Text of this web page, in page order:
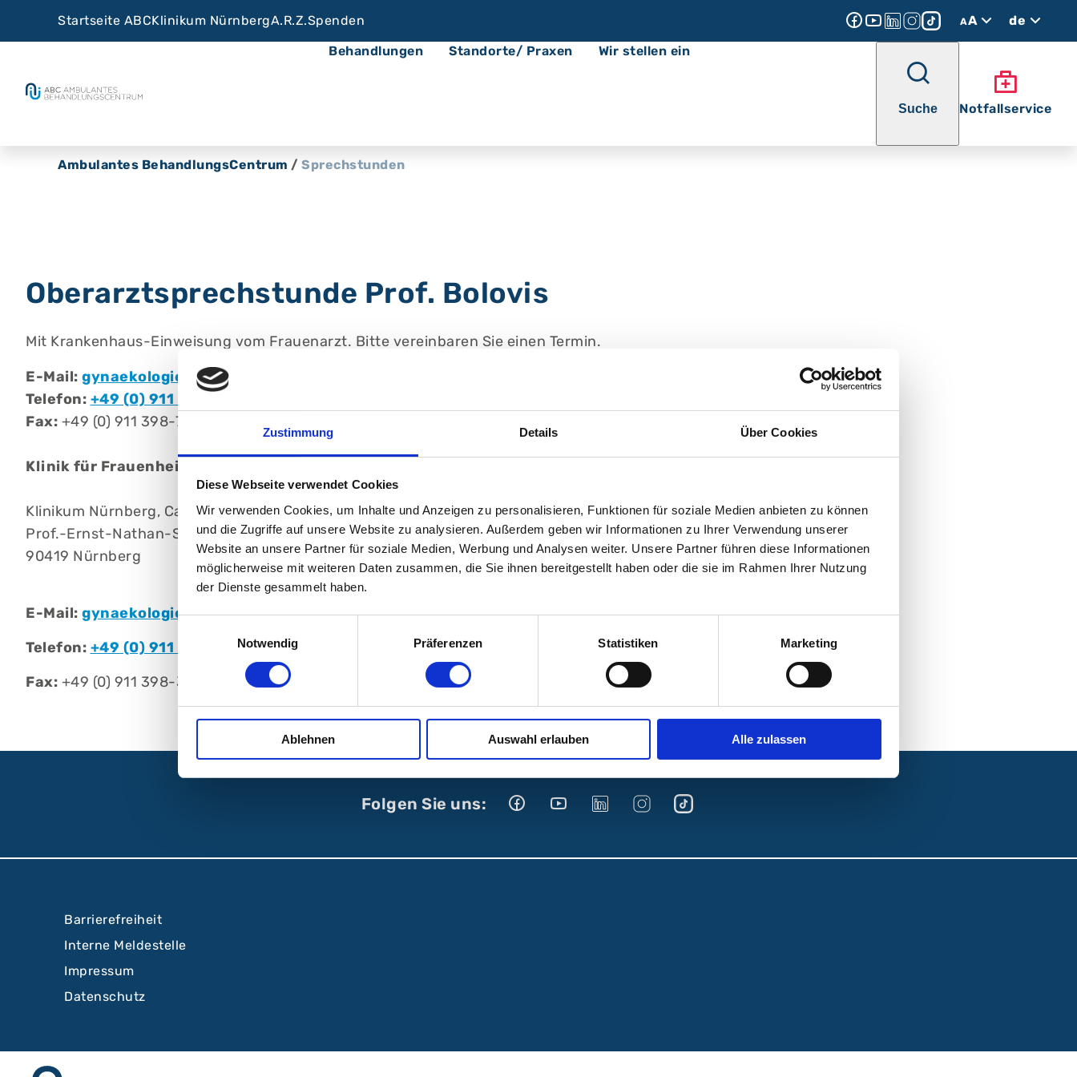
Zustimmung Details Über Cookies
Diese Webseite verwendet Cookies
Wir verwenden Cookies, um Inhalte und Anzeigen zu personalisieren, Funktionen für soziale Medien anbieten zu können
und die Zugriffe auf unsere Website zu analysieren. Außerdem geben wir Informationen zu Ihrer Verwendung unserer
Website an unsere Partner für soziale Medien, Werbung und Analysen weiter. Unsere Partner führen diese Informationen
möglicherweise mit weiteren Daten zusammen, die Sie ihnen bereitgestellt haben oder die sie im Rahmen Ihrer Nutzung
der Dienste gesammelt haben.
Einwilligungsauswahl
Notwendig
Präferenzen Statistiken Marketing
Ablehnen Auswahl erlauben Alle zulassen
Startseite ABCKlinikum NürnbergA.R.Z.Spenden AA
de
Behandlungen
Standorte/ Praxen Wir stellen ein
Suche Notfallservice
Ambulantes BehandlungsCentrum / Sprechstunden
Oberarztsprechstunde Prof. Bolovis
Mit Krankenhaus-Einweisung vom Frauenarzt. Bitte vereinbaren Sie einen Termin.
E-Mail: gynaekologie@klinikum-nuernberg.de
Telefon: +49 (0) 911 398-2381
Fax: +49 (0) 911 398-7648
Klinik für Frauenheilkunde, Schwerpunkt Gynäkologie
Klinikum Nürnberg, Campus Nord
Prof.-Ernst-Nathan-Str. 1
90419 Nürnberg
E-Mail: gynaekologie@klinikum-nuernberg.de
Telefon: +49 (0) 911 398-2222
Fax: +49 (0) 911 398-3399
Folgen Sie uns:
Barrierefreiheit
Interne Meldestelle
Impressum
Datenschutz